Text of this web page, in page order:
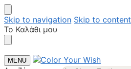
Skip to navigation Skip to content
Το Καλάθι μου
MENU